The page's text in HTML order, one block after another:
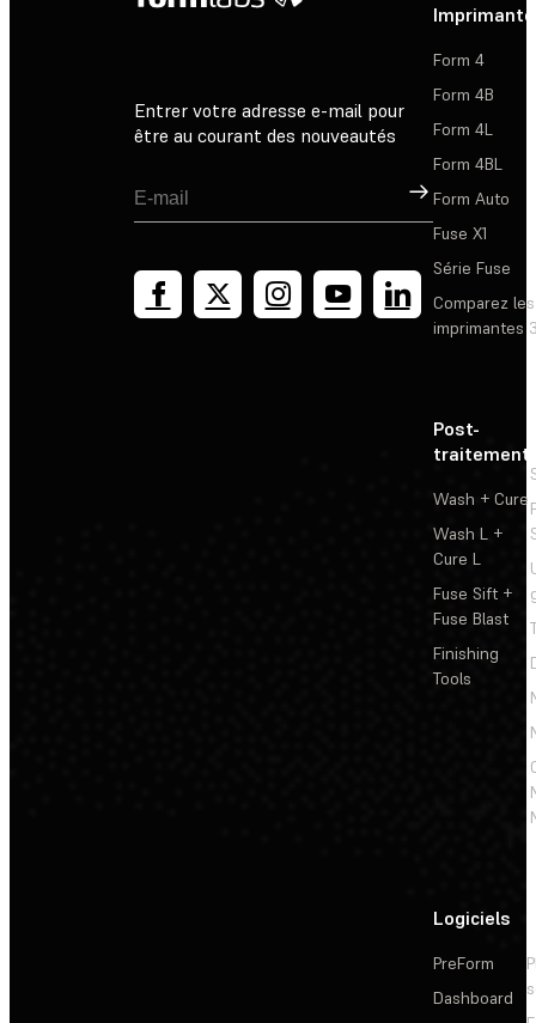
Entrer votre adresse e-mail pour
être au courant des nouveautés
Inscription
Form 4
Form 4B
Form 4L
Form 4BL
Form Auto
Fuse X1
Série Fuse
Comparez les
imprimantes
Post-
traitement
Wash + Cure
Wash L +
Cure L
Fuse Sift +
Fuse Blast
Finishing
Tools
Logiciels
PreForm
Dashboard